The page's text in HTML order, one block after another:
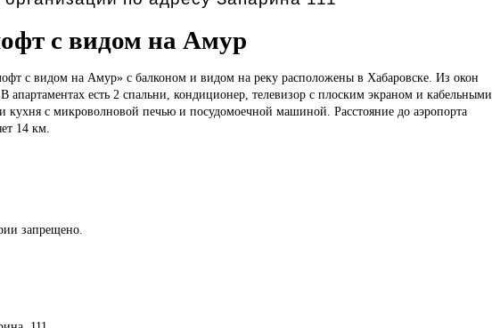
с видом на Амур
с видом на Амур» с балконом и видом на реку расположены в Хабаровске. Из окон
апартаментах есть 2 спальни, кондиционер, телевизор с плоским экраном и кабельными
кухня с микроволновой печью и посудомоечной машиной. Расстояние до аэропорта
14 км.
запрещено.